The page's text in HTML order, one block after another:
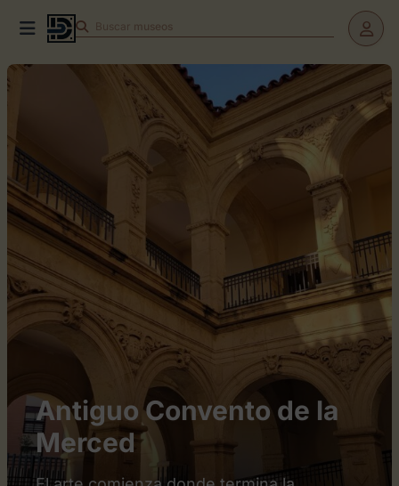
Buscar museos
Antiguo Convento de la
Merced